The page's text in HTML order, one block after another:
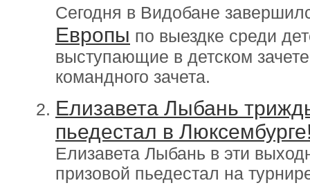
Сегодня в Видобане
Европы по выездке среди
выступающие в детском
командного зачета.
Елизавета Лыбань
пьедестал в
Елизавета Лыбань в эти
призовой пьедестал на